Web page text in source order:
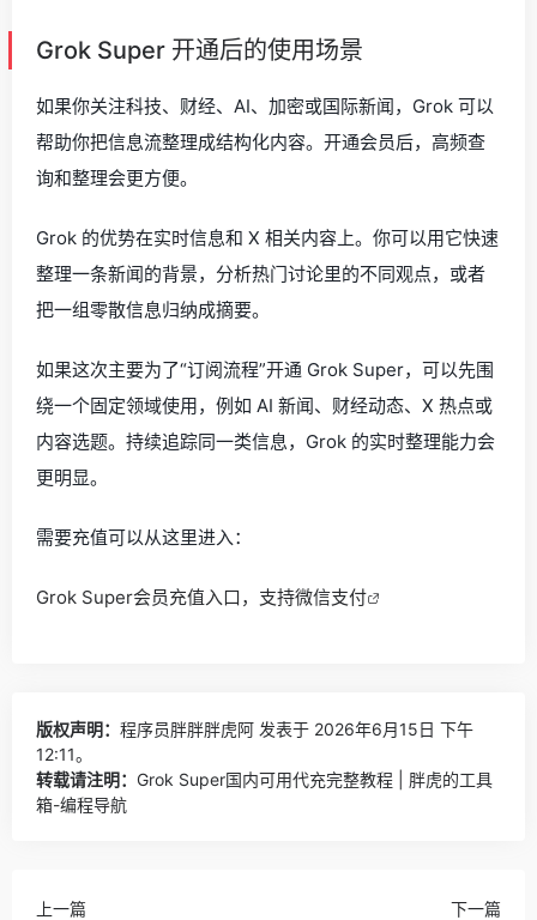
Grok Super 开通后的使用场景
如果你关注科技、财经、AI、加密或国际新闻，Grok 可以
帮助你把信息流整理成结构化内容。开通会员后，高频查
询和整理会更方便。
Grok 的优势在实时信息和 X 相关内容上。你可以用它快速
整理一条新闻的背景，分析热门讨论里的不同观点，或者
把一组零散信息归纳成摘要。
如果这次主要为了“订阅流程”开通 Grok Super，可以先围
绕一个固定领域使用，例如 AI 新闻、财经动态、X 热点或
内容选题。持续追踪同一类信息，Grok 的实时整理能力会
更明显。
需要充值可以从这里进入：
Grok Super会员充值入口，支持微信支付
版权声明： 程序员胖胖胖虎阿 发表于 2026年6月15日 下午
12:11。
转载请注明： Grok Super国内可用代充完整教程 | 胖虎的工具
箱-编程导航
上一篇 下一篇